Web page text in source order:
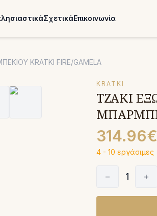
ΣχετικάΕπικοινωνία
KRATKI FIRE/GAMELA
KRATKI
ΤΖΑΚΙ
314.96€
4 - 10 εργάσιμες
− 1 +